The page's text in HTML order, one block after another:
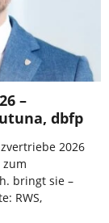
–
dbfp
2026
bringt sie –
RWS,